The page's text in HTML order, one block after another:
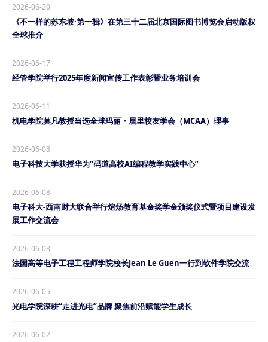
2026-06-20
《不一样的苏东坡·第一辑》在第三十二届北京国际图书博览会启动版权
全球推介
2026-06-17
经管学院举行2025年度新闻宣传工作表彰暨业务培训会
2026-06-11
机电学院莫凡教授当选全球玛丽・居里校友学会（MCAA）理事
2026-06-08
电子科技大学获授华为“码道高校AI编程教学实践中心”
2026-06-08
电子科大-西南财大联合举行煊炀教育基金奖学金颁奖仪式暨项目建设发
展工作交流会
2026-06-08
法国高等电子工程工程师学院校长Jean Le Guen一行到软件学院交流
2026-06-05
光电学院深耕“走进光电”品牌 聚焦前沿赋能学生成长
2026-06-02